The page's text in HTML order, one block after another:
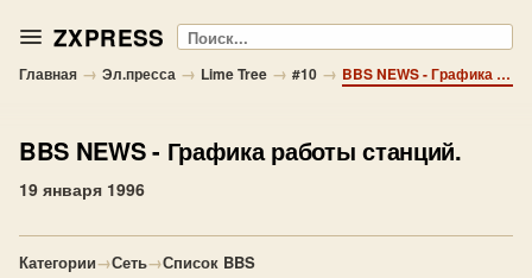
ZXPRESS Поиск
Главная → Эл.пресса → Lime Tree → #10 → BBS NEWS - Графика работы станций.
BBS NEWS- Графика работы станций.
19 января 1996
Категории→Сеть→Список BBS